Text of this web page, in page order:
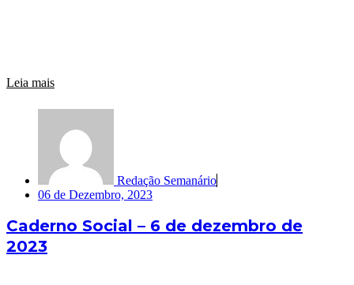
Leia mais
Redação Semanário
06 de Dezembro, 2023
Caderno Social – 6 de dezembro de
2023